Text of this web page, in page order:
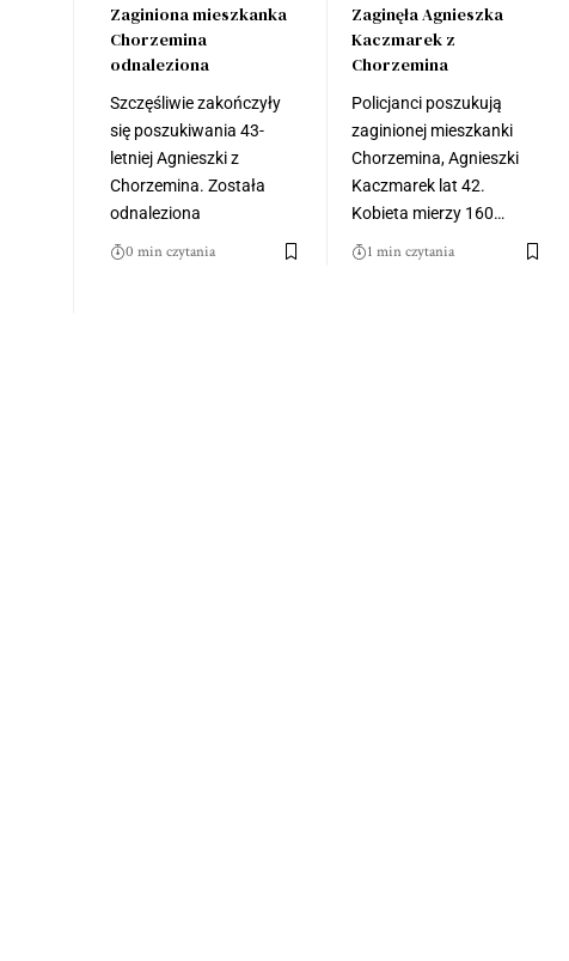
Zaginiona mieszkanka
Chorzemina
odnaleziona
Szczęśliwie zakończyły
się poszukiwania 43-
letniej Agnieszki z
Chorzemina. Została
odnaleziona
0 min czytania
Zaginęła Agnieszka
Kaczmarek z
Chorzemina
Policjanci poszukują
zaginionej mieszkanki
Chorzemina, Agnieszki
Kaczmarek lat 42.
Kobieta mierzy 160…
1 min czytania